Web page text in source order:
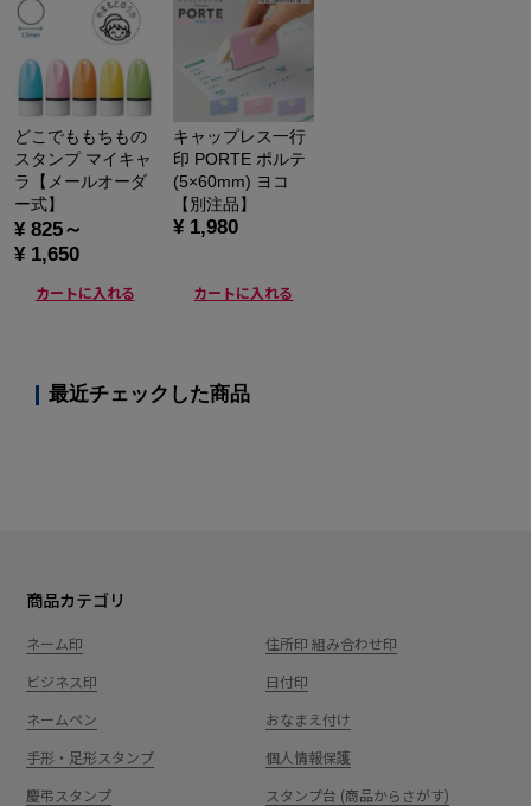
どこでももちもの
スタンプ マイキャ
ラ【メールオーダ
ー式】
¥ 825～
¥ 1,650
カートに入れる
キャップレス一行
印 PORTE ポルテ
(5×60mm) ヨコ
【別注品】
¥ 1,980
カートに入れる
最近チェックした商品
商品カテゴリ
ネーム印
住所印 組み合わせ印
ビジネス印
日付印
ネームペン
おなまえ付け
手形・足形スタンプ
個人情報保護
慶弔スタンプ
スタンプ台 (商品からさがす)